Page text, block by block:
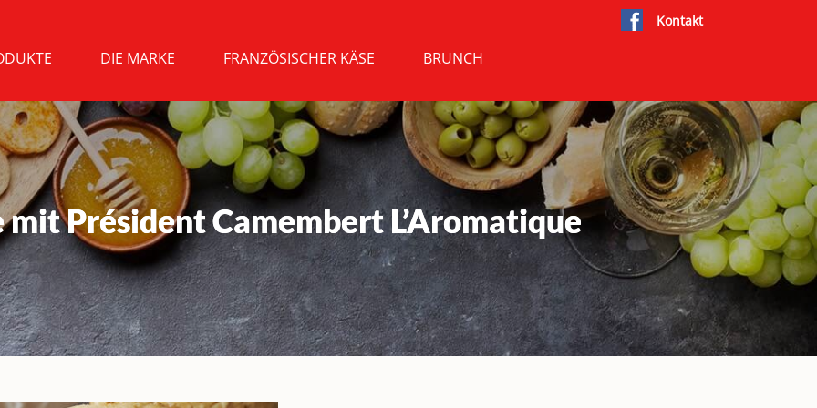
DIE MARKE FRANZÖSISCHER KÄSE BRUNCH
Kontakt
mit Président Camembert L’Aromatique